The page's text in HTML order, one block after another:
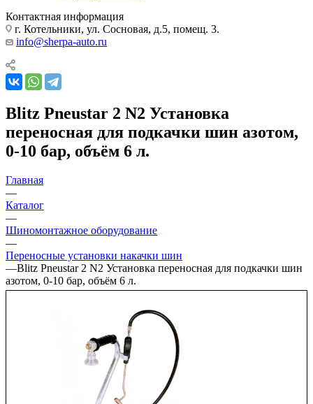
Контактная информация
г. Котельники, ул. Сосновая, д.5, помещ. 3.
info@sherpa-auto.ru
Blitz Pneustar 2 N2 Установка
переносная для подкачки шин азотом,
0-10 бар, объём 6 л.
Главная
—
Каталог
—
Шиномонтажное оборудование
—
Переносные установки накачки шин
—Blitz Pneustar 2 N2 Установка переносная для подкачки шин
азотом, 0-10 бар, объём 6 л.